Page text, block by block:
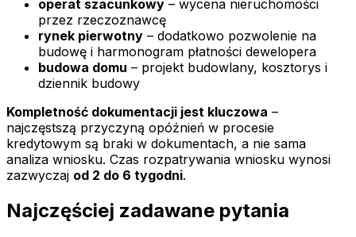
operat szacunkowy – wycena nieruchomości
przez rzeczoznawcę
rynek pierwotny – dodatkowo pozwolenie na
budowę i harmonogram płatności dewelopera
budowa domu – projekt budowlany, kosztorys i
dziennik budowy
Kompletność dokumentacji jest kluczowa –
najczęstszą przyczyną opóźnień w procesie
kredytowym są braki w dokumentach, a nie sama
analiza wniosku. Czas rozpatrywania wniosku wynosi
zazwyczaj od 2 do 6 tygodni.
Najczęściej zadawane pytania